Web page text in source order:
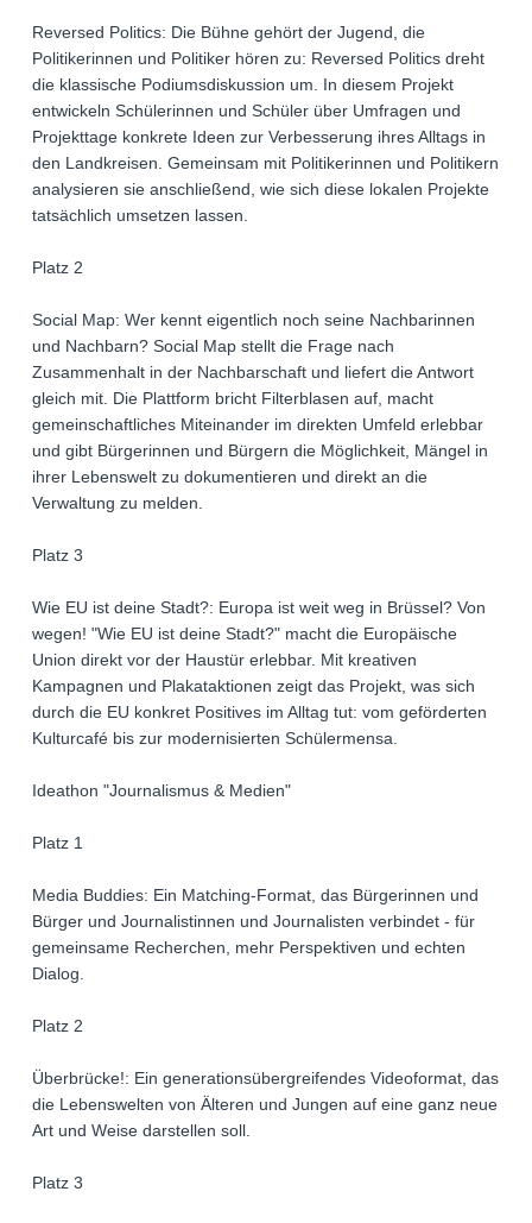
Reversed Politics: Die Bühne gehört der Jugend, die
Politikerinnen und Politiker hören zu: Reversed Politics dreht
die klassische Podiumsdiskussion um. In diesem Projekt
entwickeln Schülerinnen und Schüler über Umfragen und
Projekttage konkrete Ideen zur Verbesserung ihres Alltags in
den Landkreisen. Gemeinsam mit Politikerinnen und Politikern
analysieren sie anschließend, wie sich diese lokalen Projekte
tatsächlich umsetzen lassen.
Platz 2
Social Map: Wer kennt eigentlich noch seine Nachbarinnen
und Nachbarn? Social Map stellt die Frage nach
Zusammenhalt in der Nachbarschaft und liefert die Antwort
gleich mit. Die Plattform bricht Filterblasen auf, macht
gemeinschaftliches Miteinander im direkten Umfeld erlebbar
und gibt Bürgerinnen und Bürgern die Möglichkeit, Mängel in
ihrer Lebenswelt zu dokumentieren und direkt an die
Verwaltung zu melden.
Platz 3
Wie EU ist deine Stadt?: Europa ist weit weg in Brüssel? Von
wegen! "Wie EU ist deine Stadt?" macht die Europäische
Union direkt vor der Haustür erlebbar. Mit kreativen
Kampagnen und Plakataktionen zeigt das Projekt, was sich
durch die EU konkret Positives im Alltag tut: vom geförderten
Kulturcafé bis zur modernisierten Schülermensa.
Ideathon "Journalismus & Medien"
Platz 1
Media Buddies: Ein Matching-Format, das Bürgerinnen und
Bürger und Journalistinnen und Journalisten verbindet - für
gemeinsame Recherchen, mehr Perspektiven und echten
Dialog.
Platz 2
Überbrücke!: Ein generationsübergreifendes Videoformat, das
die Lebenswelten von Älteren und Jungen auf eine ganz neue
Art und Weise darstellen soll.
Platz 3